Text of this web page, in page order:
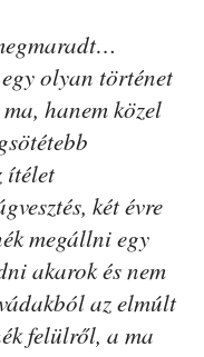
olyan történet
hanem közel
ítélet
két évre
megállni egy
akarok és nem
az elmúlt
felülről, a ma